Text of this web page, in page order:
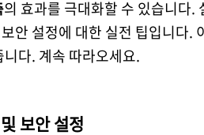
의 효과를 극대화할 수 있습니다.
안 설정에 대한 실전 팁입니다.
다. 계속 따라오세요.
보안 설정